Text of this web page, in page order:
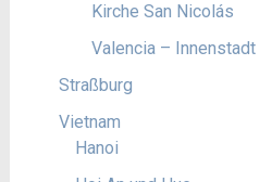
Kirche San Nicolás
Valencia – Innenstadt
Straßburg
Vietnam
Hanoi